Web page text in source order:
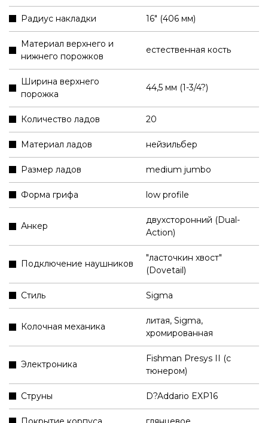
Радиус накладки 16" (406 мм)
Материал верхнего и
нижнего порожков
естественная кость
Ширина верхнего
порожка
44,5 мм (1-3/4?)
Количество ладов 20
Материал ладов нейзильбер
Размер ладов medium jumbo
Форма грифа low profile
Анкер
двухсторонний (Dual-
Action)
Подключение наушников
"ласточкин хвост"
(Dovetail)
Стиль Sigma
Колочная механика
литая, Sigma,
хромированная
Электроника
Fishman Presys II (с
тюнером)
Струны D?Addario EXP16